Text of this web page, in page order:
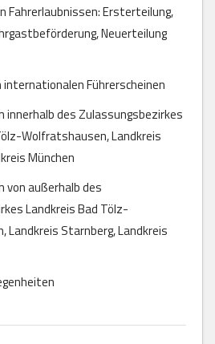
Fahrerlaubnissen: Ersterteilung,
Neuerteilung
Führerscheinen
innerhalb des Zulassungsbezirkes
Wolfratshausen, Landkreis
München
von außerhalb des
Landkreis Bad Tölz-
Landkreis Starnberg, Landkreis